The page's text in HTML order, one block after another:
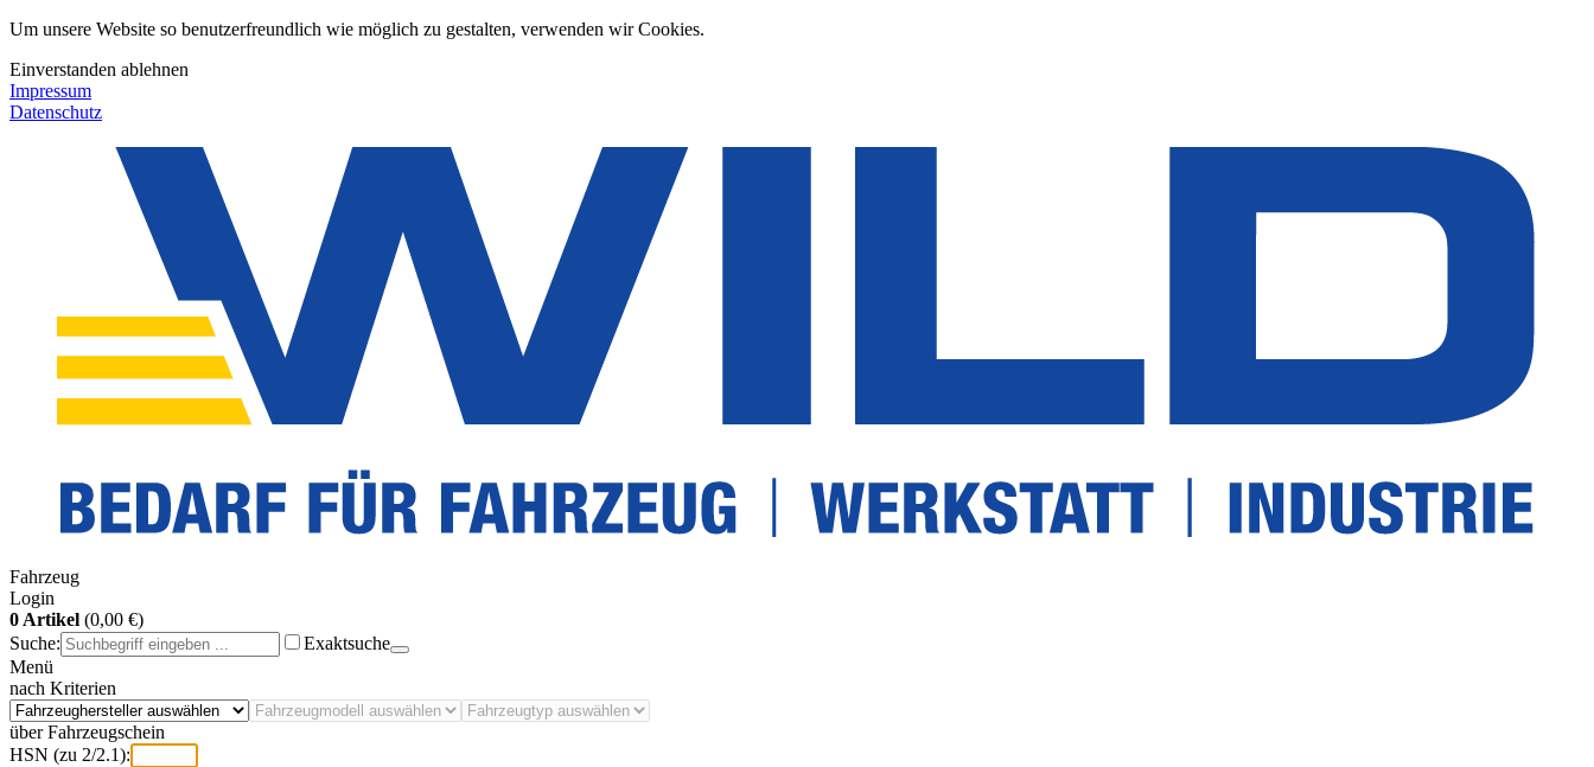
Um unsere Website so benutzerfreundlich wie möglich zu gestalten, verwenden wir Cookies.
Einverstanden ablehnen
Impressum
Datenschutz
Fahrzeug
Login
0 Artikel (0,00 €)
Suche:
Exaktsuche
Menü
nach Kriterien
über Fahrzeugschein
HSN (zu 2/2.1):